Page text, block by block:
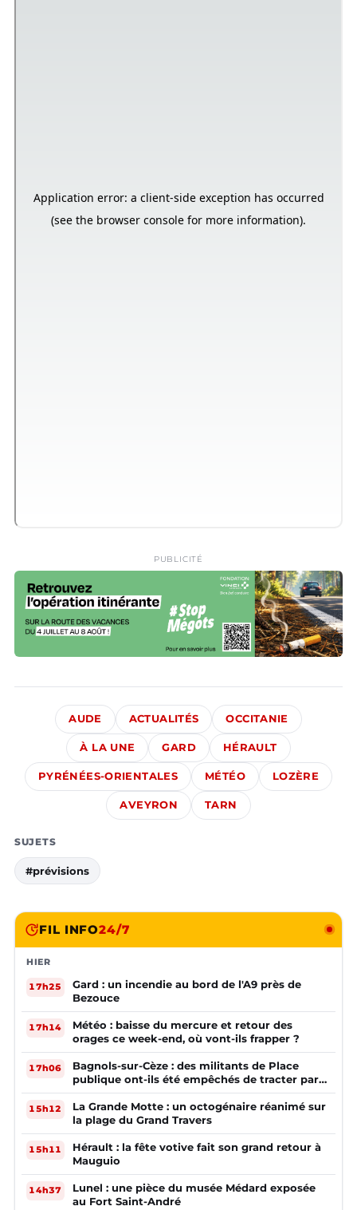
PUBLICITÉ
AUDE ACTUALITÉS OCCITANIE
À LA UNE GARD HÉRAULT
PYRÉNÉES-ORIENTALES MÉTÉO LOZÈRE
AVEYRON TARN
SUJETS
#prévisions
FIL INFO24/7
HIER
17h25
Gard : un incendie au bord de l'A9 près de
Bezouce
17h14
Météo : baisse du mercure et retour des
orages ce week-end, où vont-ils frapper ?
17h06
Bagnols-sur-Cèze : des militants de Place
publique ont-ils été empêchés de tracter par
la mairie ?
15h12
La Grande Motte : un octogénaire réanimé sur
la plage du Grand Travers
15h11
Hérault : la fête votive fait son grand retour à
Mauguio
14h37
Lunel : une pièce du musée Médard exposée
au Fort Saint-André